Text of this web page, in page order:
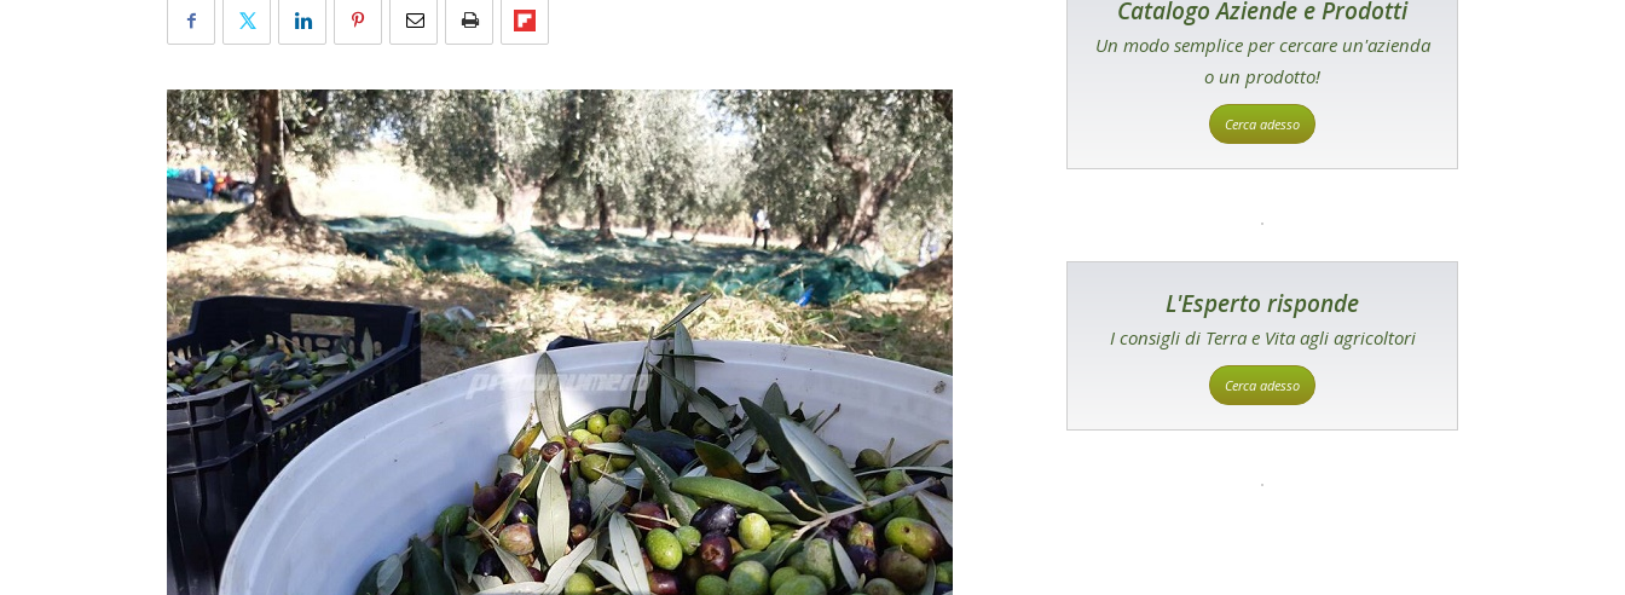
Catalogo Aziende e Prodotti
Un modo semplice per cercare un'azienda
o un prodotto!
Cerca adesso
L'Esperto risponde
I consigli di Terra e Vita agli agricoltori
Cerca adesso